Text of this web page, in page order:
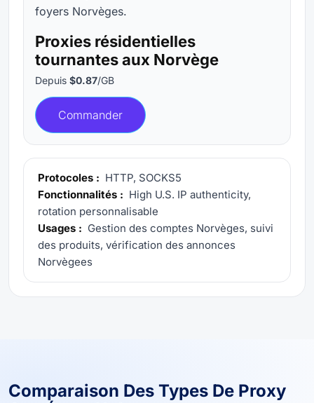
foyers Norvèges.
Proxies résidentielles
tournantes aux Norvège
Depuis $0.87/GB
Commander
Protocoles : HTTP, SOCKS5
Fonctionnalités : High U.S. IP authenticity,
rotation personnalisable
Usages : Gestion des comptes Norvèges, suivi
des produits, vérification des annonces
Norvègees
Comparaison Des Types De Proxy